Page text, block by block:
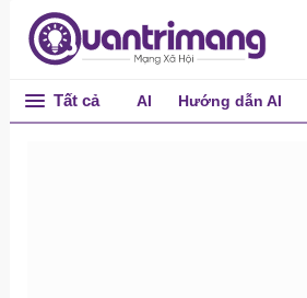
Tất cả AI Hướng dẫn AI